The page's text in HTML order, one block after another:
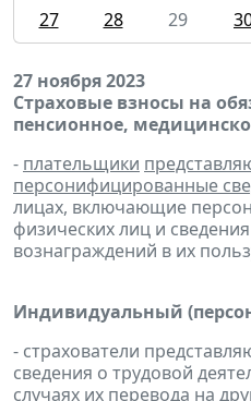
27
28 29
27 ноября 2023
Страховые взносы на
пенсионное,
- плательщики
персонифицированные
лицах, включающие
физических лиц и
вознаграждений в их
Индивидуальный
- страхователи
сведения о трудовой
случаях их перевода на